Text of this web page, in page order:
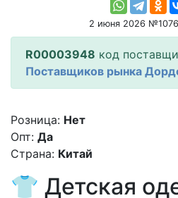
2 июня 2026
R00003948 код
Поставщиков рынка
Розница: Нет
Опт: Да
Страна: Китай
👕 Детская